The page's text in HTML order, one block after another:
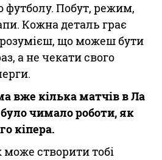
футболу. Побут, режим,
Кожна деталь грає
що можеш бути
а не чекати свого
вже кілька матчів в Ла
було чимало роботи, як
кіпера.
створити тобі